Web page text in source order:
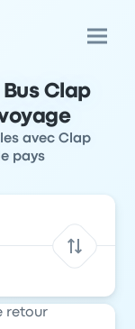
Clap
avec Clap
pays
retour